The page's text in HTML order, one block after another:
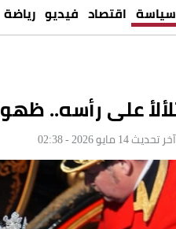
سياسة اقتصاد فيديو رياضة